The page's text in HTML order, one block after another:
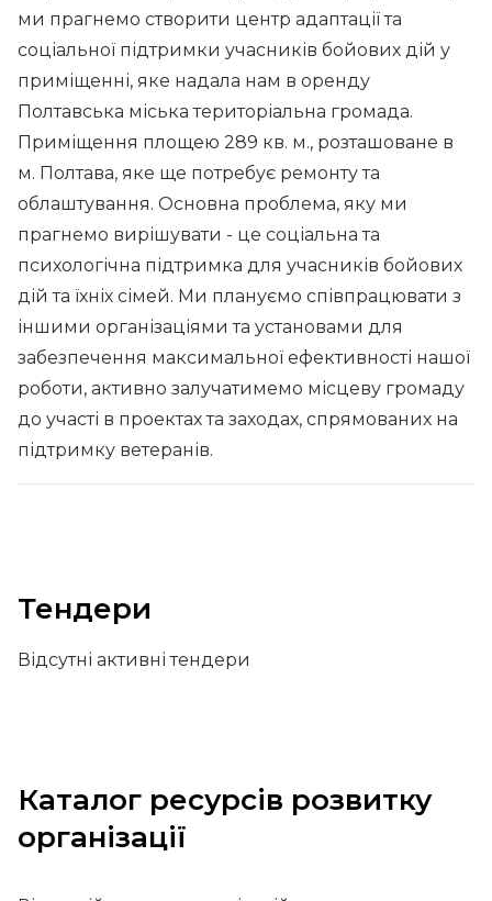
ми прагнемо створити центр адаптації та
соціальної підтримки учасників бойових дій у
приміщенні, яке надала нам в оренду
Полтавська міська територіальна громада.
Приміщення площею 289 кв. м., розташоване в
м. Полтава, яке ще потребує ремонту та
облаштування. Основна проблема, яку ми
прагнемо вирішувати - це соціальна та
психологічна підтримка для учасників бойових
дій та їхніх сімей. Ми плануємо співпрацювати з
іншими організаціями та установами для
забезпечення максимальної ефективності нашої
роботи, активно залучатимемо місцеву громаду
до участі в проектах та заходах, спрямованих на
підтримку ветеранів.
Тендери
Відсутні активні тендери
Каталог ресурсів розвитку
організації